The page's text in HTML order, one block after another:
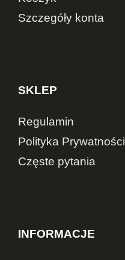
Szczegóły konta
SKLEP
Regulamin
Polityka Prywatności
Częste pytania
INFORMACJE